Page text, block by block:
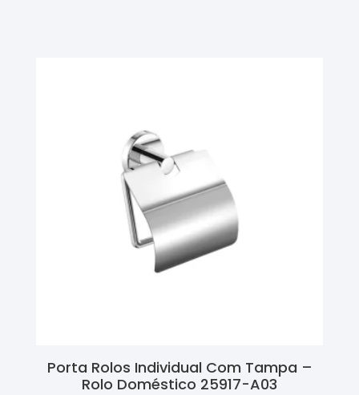
Porta Rolos Individual Com Tampa –
Rolo Doméstico 25917-A03